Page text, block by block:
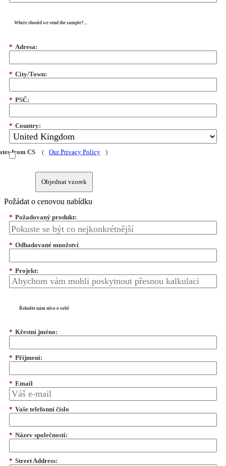
Where should we send the sample?...
* Adresa:
* City/Town:
* PSČ:
* Country:
from CS ( Our Privacy Policy )
Objednat vzorek
Požádat o cenovou nabídku
* Požadovaný produkt:
* Odhadované množství
* Projekt:
Řekněte nám něco o sobě
* Křestní jméno:
* Příjmení:
* Email
* Vaše telefonní číslo
* Název společnosti:
* Street Address: